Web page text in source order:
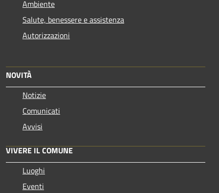
Ambiente
Salute, benessere e assistenza
Autorizzazioni
NOVITÀ
Notizie
Comunicati
Avvisi
VIVERE IL COMUNE
Luoghi
Eventi